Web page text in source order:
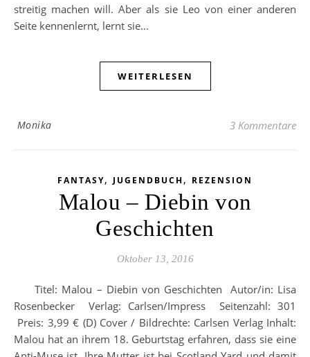
streitig machen will. Aber als sie Leo von einer anderen
Seite kennenlernt, lernt sie…
WEITERLESEN
Monika 3 Kommentare
FANTASY, JUGENDBUCH, REZENSION
Malou – Diebin von
Geschichten
Oktober 13, 2016
Titel: Malou – Diebin von Geschichten Autor/in: Lisa
Rosenbecker Verlag: Carlsen/Impress Seitenzahl: 301
Preis: 3,99 € (D) Cover / Bildrechte: Carlsen Verlag Inhalt:
Malou hat an ihrem 18. Geburtstag erfahren, dass sie eine